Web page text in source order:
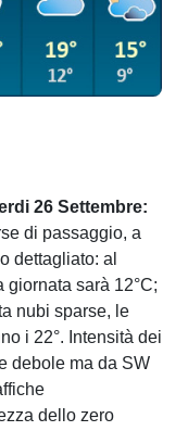
26 Settembre:
di passaggio, a
dettagliato: al
sarà 12°C;
nubi sparse, le
i 22°. Intensità dei
debole ma da SW
dello zero